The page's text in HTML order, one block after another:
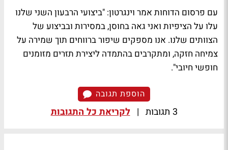
עם פרסום הדוחות אמר וינגרטון: "ביצועי הרבעון השני שלנו
עלו על הציפיות ואני גאה בחוסן, במסירות ובביצוע של
הצוותים שלנו. אנו מספקים שיפור ברווחים תוך שמירה על
צמיחה חזקה, ומתקרבים בהתמדה ליצירת תזרים מזומנים
חופשי חיובי".
הוספת תגובה
3 תגובות | לקריאת כל התגובות